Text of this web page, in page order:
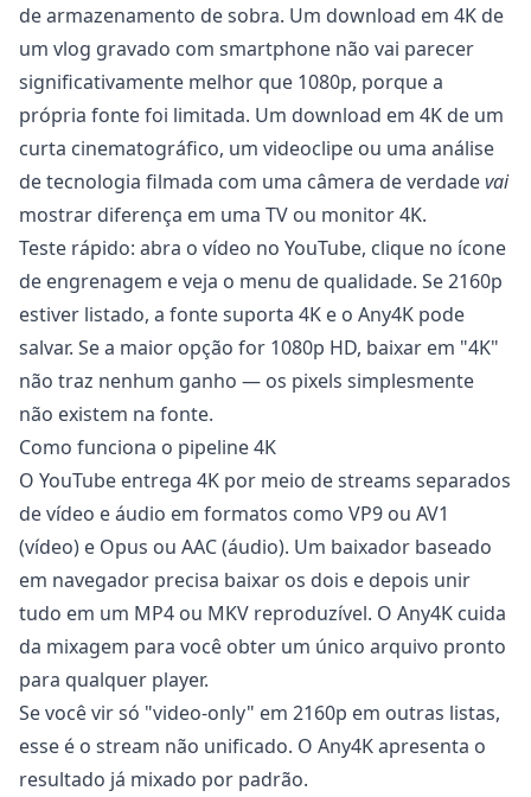
de armazenamento de sobra. Um download em 4K de
um vlog gravado com smartphone não vai parecer
significativamente melhor que 1080p, porque a
própria fonte foi limitada. Um download em 4K de um
curta cinematográfico, um videoclipe ou uma análise
de tecnologia filmada com uma câmera de verdadevai
mostrar diferença em uma TV ou monitor 4K.
Teste rápido: abra o vídeo no YouTube, clique no ícone
de engrenagem e veja o menu de qualidade. Se 2160p
estiver listado, a fonte suporta 4K e o Any4K pode
salvar. Se a maior opção for 1080p HD, baixar em "4K"
não traz nenhum ganho — os pixels simplesmente
não existem na fonte.
Como funciona o pipeline 4K
O YouTube entrega 4K por meio de streams separados
de vídeo e áudio em formatos como VP9 ou AV1
(vídeo) e Opus ou AAC (áudio). Um baixador baseado
em navegador precisa baixar os dois e depois unir
tudo em um MP4 ou MKV reproduzível. O Any4K cuida
da mixagem para você obter um único arquivo pronto
para qualquer player.
Se você vir só "video-only" em 2160p em outras listas,
esse é o stream não unificado. O Any4K apresenta o
resultado já mixado por padrão.